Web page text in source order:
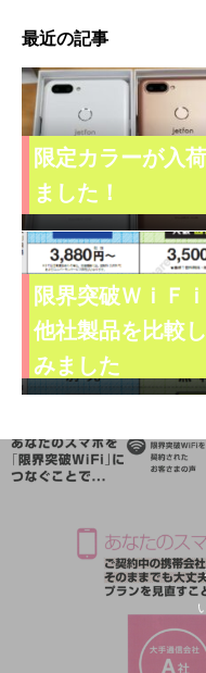
最近の記事
限定カラーが入
ました！
限界突破ＷｉＦ
他社製品を比較
みました